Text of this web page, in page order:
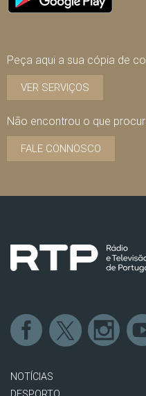
Peça aqui a sua cópia de
VER SERVIÇOS
Não encontrou o que
FALE CONNOSCO
NOTÍCIAS